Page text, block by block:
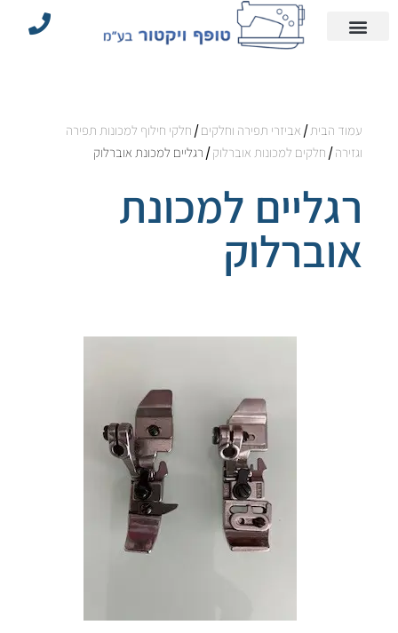
עמוד הבית/ אביזרי תפירה וחלקים/ חלקי חילוף למכונות תפירה
וגזירה/ חלקים למכונות אוברלוק/ רגליים למכונת אוברלוק
רגליים למכונת
אוברלוק